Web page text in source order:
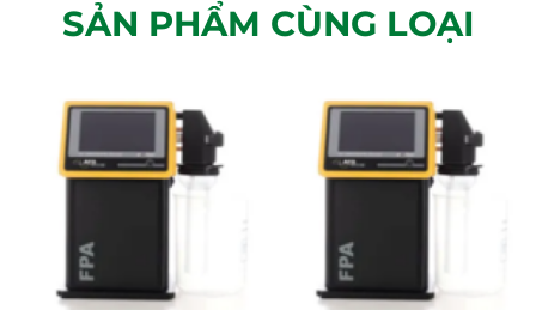
SẢN PHẨM CÙNG LOẠI